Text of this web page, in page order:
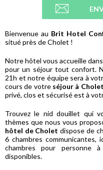
Bienvenue au Brit Hotel
situé près de Cholet !
Notre hôtel vous accueille
pour un séjour tout confort.
21h et notre équipe sera à
cours de votre séjour à Cholet
privé, clos et sécurisé est à
Trouvez le nid douillet qui
thèmes que nous vous
hôtel de Cholet dispose de
6 chambres communicantes,
chambres pour personne
disponibles.